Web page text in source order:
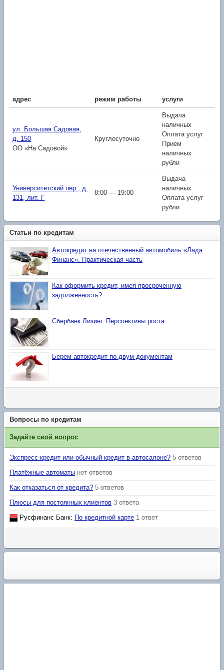
адрес режим работы услуги
ул. Большая Садовая,
д. 150
ОО «На Садовой»
Круглосуточно
Выдача
наличных
Оплата услуг
Прием
наличных
рубли
Университетский пер., д.
131, лит. Г
8:00 — 19:00
Выдача
наличных
Оплата услуг
рубли
Статьи по кредитам
Автокредит на отечественный автомобиль «Лада
Финанс». Практическая часть
Как оформить кредит, имея просроченную
задолженность?
Сбербанк Лизинг. Перспективы роста.
Берем автокредит по двум документам
Вопросы по кредитам
Задайте свой вопрос
Экспресс-кредит или обычный кредит в автосалоне? 5 ответов
Платёжные автоматы нет ответов
Как отказаться от кредита? 5 ответов
Плюсы для постоянных клиентов 3 ответа
Русфинанс Банк: По кредитной карте 1 ответ